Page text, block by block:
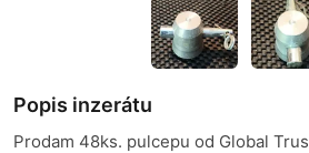
Popis inzerátu
Prodam 48ks. pulcepu od Global